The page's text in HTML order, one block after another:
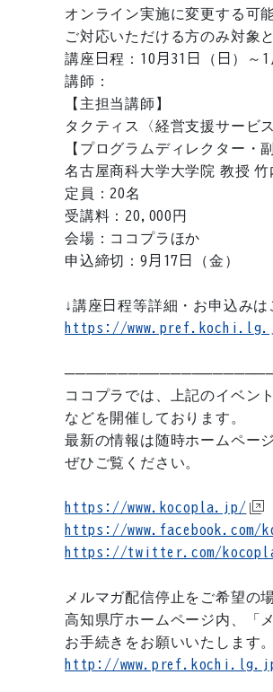
オンライン実施に変更する可
ご対応いただける方のみ対象
講座日程：10月31日（日）～1
講師：
【主担当講師】
タクティス〈経営支援サー
【プログラムディレクター・
名古屋商科大学大学院 教授 竹
定員：20名
受講料：20,000円
会場：ココプラほか
申込締切：9月17日（金）
↓講座日程等詳細・お申込みは
https://
ココプラでは、上記のイベン
などを開催しております。
最新の情報は随時ホームペー
ぜひご覧ください。
https://www.kocopla.jp/
https://www.facebook.com/
https://twitter.com/
メルマガ配信停止をご希望の
高知県庁ホームページ内、「
お手続きをお願いいたします。
http://